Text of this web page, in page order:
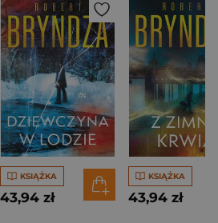
KSIĄŻKA
43,94 zł
KSIĄŻKA
43,94 zł